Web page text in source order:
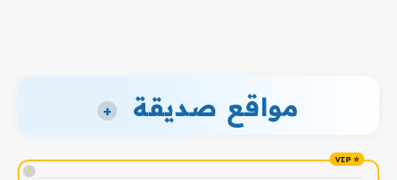
مواقع صديقة +
!